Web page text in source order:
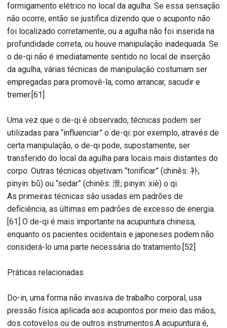
formigamento elétrico no local da agulha. Se essa sensação
não ocorre, então se justifica dizendo que o acuponto não
foi localizado corretamente, ou a agulha não foi inserida na
profundidade correta, ou houve manipulação inadequada. Se
o de-qi não é imediatamente sentido no local de inserção
da agulha, várias técnicas de manipulação costumam ser
empregadas para promovê-la, como arrancar, sacudir e
tremer.[61]
Uma vez que o de-qi é observado, técnicas podem ser
utilizadas para “influenciar” o de-qi: por exemplo, através de
certa manipulação, o de-qi pode, supostamente, ser
transferido do local da agulha para locais mais distantes do
corpo. Outras técnicas objetivam “tonificar” (chinês: 补;
pinyin: bǔ) ou “sedar” (chinês: 泄; pinyin: xiè) o qi.
As primeiras técnicas são usadas em padrões de
deficiência, as últimas em padrões de excesso de energia.
[61] O de-qi é mais importante na acupuntura chinesa,
enquanto os pacientes ocidentais e japoneses podem não
considerá-lo uma parte necessária do tratamento.[52]
Práticas relacionadas
Do-in, uma forma não invasiva de trabalho corporal, usa
pressão física aplicada aos acupontos por meio das mãos,
dos cotovelos ou de outros instrumentos.A acupuntura é,